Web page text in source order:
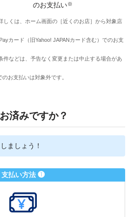
のお支払い※
くは、ホーム画面の［近くのお店］から対象店
カード（旧Yahoo! JAPANカード含む）でのお支
などは、予告なく変更または中止する場合があ
お支払いは対象外です。
済みですか？
ましょう！
支払い方法 ❶